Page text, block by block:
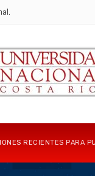
RECIENTES PARA